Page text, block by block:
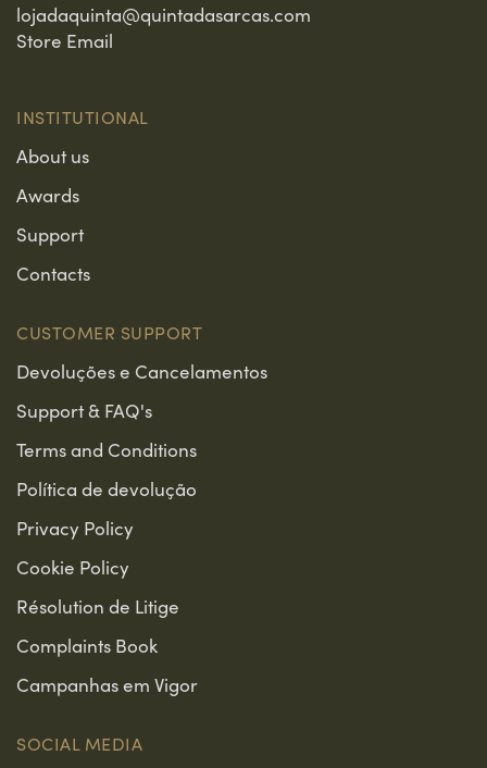
lojadaquinta@quintadasarcas.com
Store Email
INSTITUTIONAL
About us
Awards
Support
Contacts
CUSTOMER SUPPORT
Devoluções e Cancelamentos
Support & FAQ's
Terms and Conditions
Política de devolução
Privacy Policy
Cookie Policy
Résolution de Litige
Complaints Book
Campanhas em Vigor
SOCIAL MEDIA